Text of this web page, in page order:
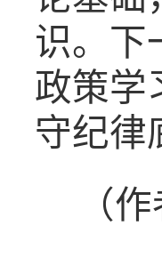
识。下
政策学
守纪律
（